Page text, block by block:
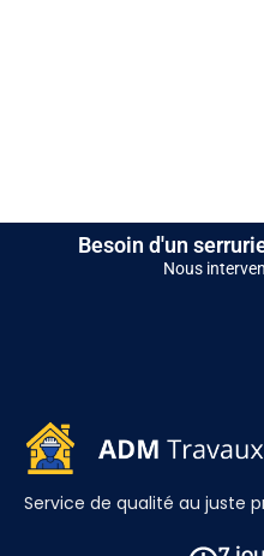
Besoin d'un
Nous
Service de qualité au juste